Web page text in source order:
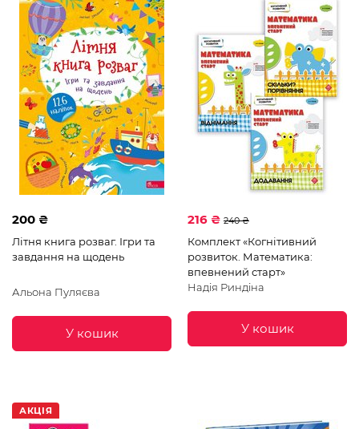
200 ₴
Літня книга розваг. Ігри та
завдання на щодень
Альона Пуляєва
У кошик
216 ₴ 240 ₴
Комплект «Когнітивний
розвиток. Математика:
впевнений старт»
Надія Риндіна
У кошик
АКЦІЯ